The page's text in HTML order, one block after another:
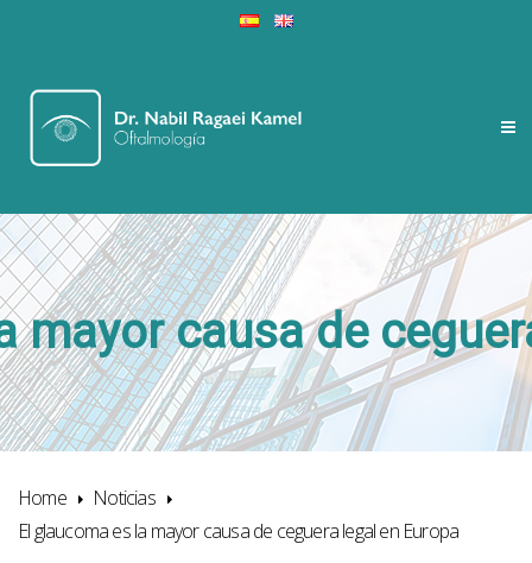
mayor causa de
Home
Noticias
El glaucoma es la mayor causa de ceguera legal en Europa